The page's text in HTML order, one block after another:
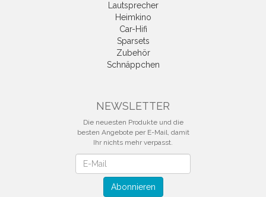
Lautsprecher
Heimkino
Car-Hifi
Sparsets
Zubehör
Schnäppchen
NEWSLETTER
Die neuesten Produkte und die
besten Angebote per E-Mail, damit
Ihr nichts mehr verpasst.
Abonnieren